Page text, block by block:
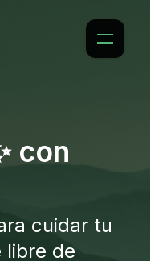
con
cuidar tu
libre de